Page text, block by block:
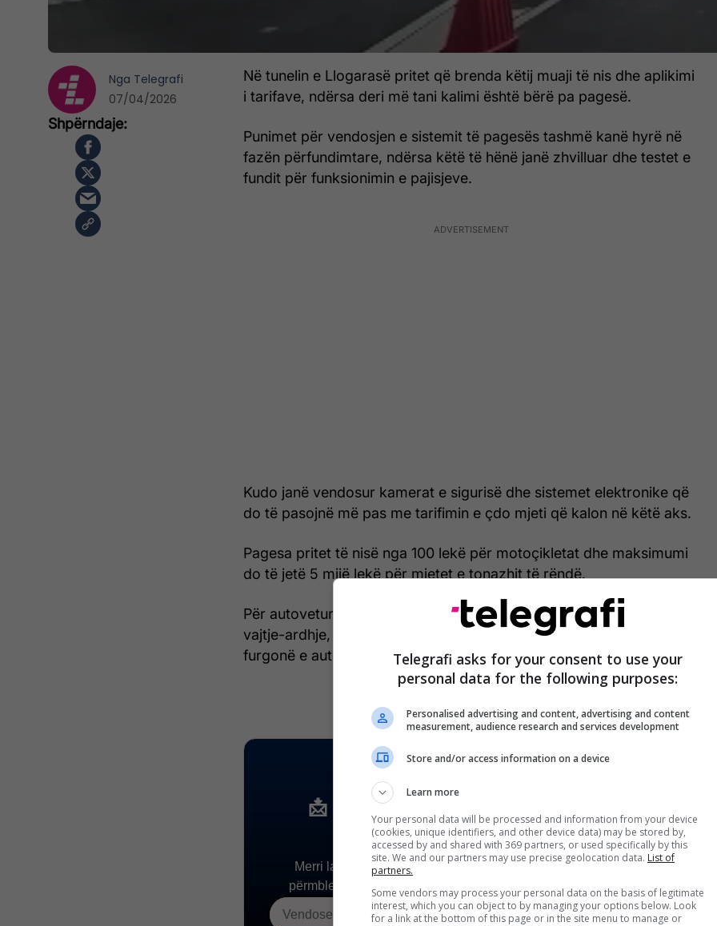
Në tunelin e Llogarasë pritet që brenda këtij muaji të nis dhe aplikimi
i tarifave, ndërsa deri më tani kalimi është bërë pa pagesë.
Punimet për vendosjen e sistemit të pagesës tashmë kanë hyrë në
fazën përfundimtare, ndërsa këtë të hënë janë zhvilluar dhe testet e
fundit për funksionimin e pajisjeve.
Kudo janë vendosur kamerat e sigurisë dhe sistemet elektronike që
do të pasojnë më pas me tarifimin e çdo mjeti që kalon në këtë aks.
Pagesa pritet të nisë nga 100 lekë për motoçikletat dhe maksimumi
do të jetë 5 mijë lekë për mjetet e tonazhit të rëndë.
Për autoveturat tarifa e kalimit do të jetë 250 lekë, ose 500 lekë
vajtje-ardhje, 500 lekë për mjete me karroceri, dhe 1000 lekë për
furgonë e autobusë. /tch/
Nga Telegrafi
07/04/2026
Telegrafi asks for your consent to use your
personal data for the following purposes:
Personalised advertising and content, advertising and content
measurement, audience research and services development
Store and/or access information on a device
Learn more
Your personal data will be processed and information from your device
(cookies, unique identifiers, and other device data) may be stored by,
accessed by and shared with 369 partners, or used specifically by this
site. We and our partners may use precise geolocation data. List of
partners.
Some vendors may process your personal data on the basis of legitimate
interest, which you can object to by managing your options below. Look
for a link at the bottom of this page or in the site menu to manage or